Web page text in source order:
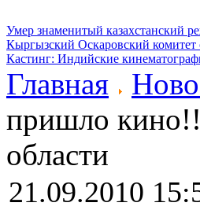
Умер знаменитый казахстанский
Кыргызский Оскаровский комитет
Кастинг: Индийские
Главная
пришло
области
21.09.2010